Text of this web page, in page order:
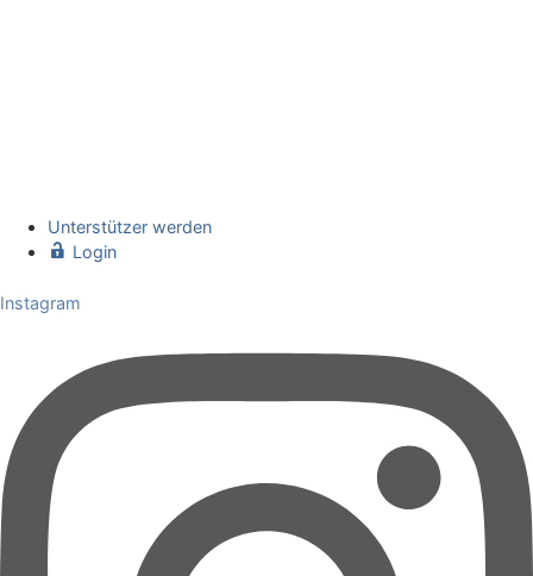
Unterstützer werden
Login
Instagram